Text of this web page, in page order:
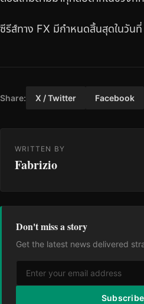
ซีรีส์ทาง FX มีกำหนดสิ้นสุดในวัน
Share: X / Twitter Facebook
WRITTEN BY
Fabrizio
Don't miss a story
Get the latest news delivered